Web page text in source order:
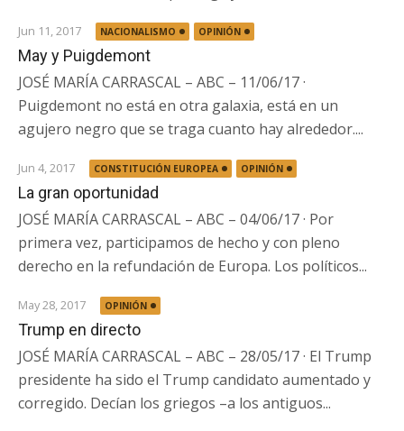
Jun 11, 2017 NACIONALISMO OPINIÓN
May y Puigdemont
JOSÉ MARÍA CARRASCAL – ABC – 11/06/17 ·
Puigdemont no está en otra galaxia, está en un
agujero negro que se traga cuanto hay alrededor....
Jun 4, 2017 CONSTITUCIÓN EUROPEA OPINIÓN
La gran oportunidad
JOSÉ MARÍA CARRASCAL – ABC – 04/06/17 · Por
primera vez, participamos de hecho y con pleno
derecho en la refundación de Europa. Los políticos...
May 28, 2017 OPINIÓN
Trump en directo
JOSÉ MARÍA CARRASCAL – ABC – 28/05/17 · El Trump
presidente ha sido el Trump candidato aumentado y
corregido. Decían los griegos –a los antiguos...